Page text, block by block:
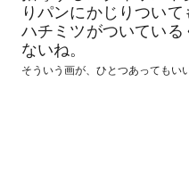
りパンにかじりつい
ハチミツがついてい
ないね。
そういう画が、ひとつあってもい